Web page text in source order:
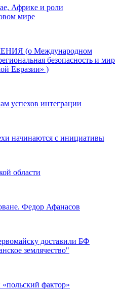
Африке и роли
мире
(о Международном
безопасность и мир
Евразии» )
успехов интеграции
начинаются с инициативы
области
Федор Афанасов
доставили БФ
землячество"
фактор»